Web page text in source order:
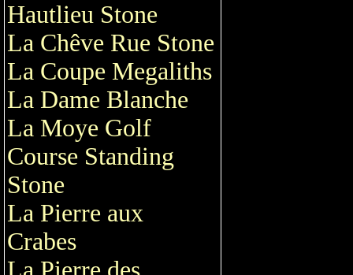
Hautlieu Stone
La Chêve Rue Stone
La Coupe Megaliths
La Dame Blanche
La Moye Golf
Course Standing
Stone
La Pierre aux
Crabes